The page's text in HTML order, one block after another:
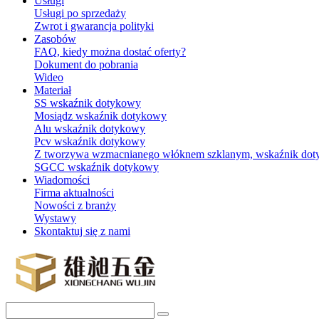
Usługi po sprzedaży
Zwrot i gwarancja polityki
Zasobów
FAQ, kiedy można dostać oferty?
Dokument do pobrania
Wideo
Materiał
SS wskaźnik dotykowy
Mosiądz wskaźnik dotykowy
Alu wskaźnik dotykowy
Pcv wskaźnik dotykowy
Z tworzywa wzmacnianego włóknem szklanym, wskaźnik
SGCC wskaźnik dotykowy
Wiadomości
Firma aktualności
Nowości z branży
Wystawy
Skontaktuj się z nami